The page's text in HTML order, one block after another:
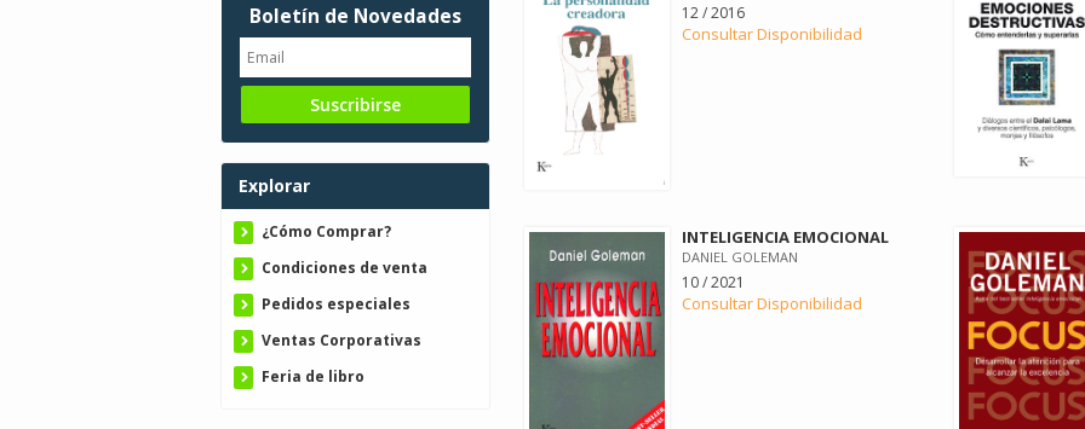
12 / 2016
Consultar Disponibilidad
INTELIGENCIA EMOCIONAL
DANIEL GOLEMAN
10 / 2021
Consultar Disponibilidad
Boletín de Novedades
Explorar
¿Cómo Comprar?
Condiciones de venta
Pedidos especiales
Ventas Corporativas
Feria de libro